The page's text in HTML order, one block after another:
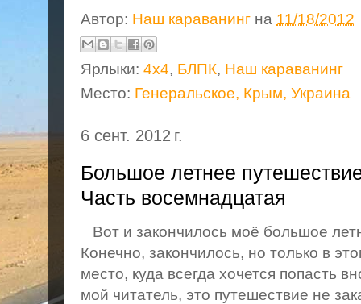
Автор: Наш караванинг на 11/18/2012
Ярлыки: 4х4, БЛПК, Наш караванинг
Место: Генеральское, Крым, Украина
6 сент. 2012 г.
Большое летнее
Часть восемнадцатая
Вот и закончилось моё большое
Конечно, закончилось, но только в
место, куда всегда хочется попасть
мой читатель, это путешествие не